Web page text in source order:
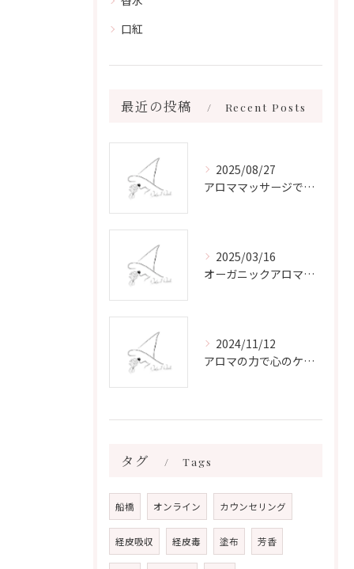
口紅
最近の投稿 Recent Posts
2025/08/27
アロママッサージで叶える心身リラックスと健康維持の新習慣ガイド
2025/03/16
オーガニックアロマで心と体を癒す
2024/11/12
アロマの力で心のケアをする方法
タグ Tags
船橋 オンライン カウンセリング
経皮吸収 経皮毒 塗布 芳香